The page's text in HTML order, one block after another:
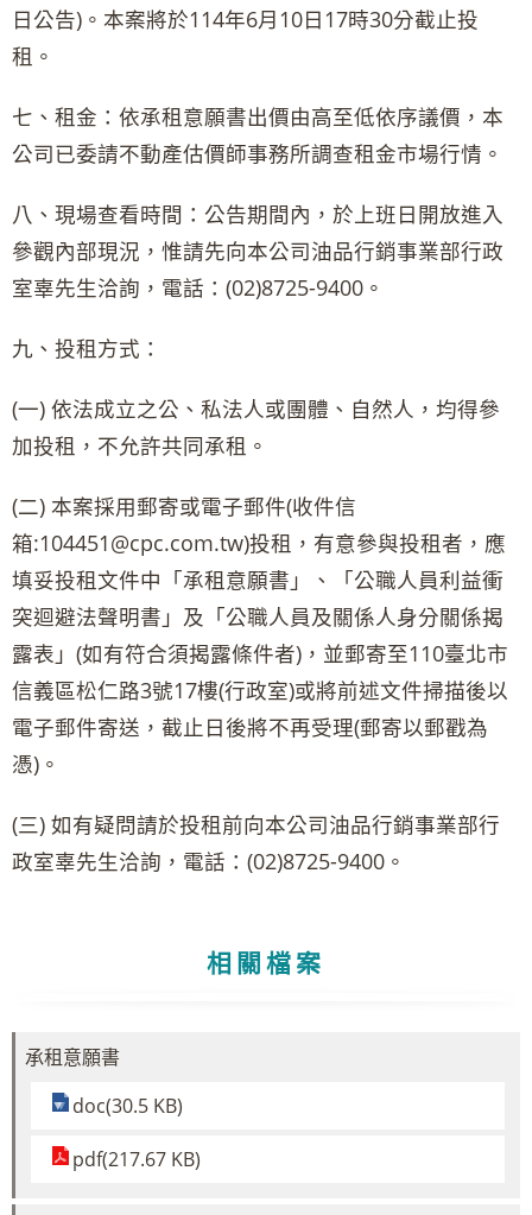
日公告)。本案將於114年6月10日17時30分截止投
租。
七、租金：依承租意願書出價由高至低依序議價，本
公司已委請不動產估價師事務所調查租金市場行情。
八、現場查看時間：公告期間內，於上班日開放進入
參觀內部現況，惟請先向本公司油品行銷事業部行政
室辜先生洽詢，電話：(02)8725-9400。
九、投租方式：
(一) 依法成立之公、私法人或團體、自然人，均得參
加投租，不允許共同承租。
(二) 本案採用郵寄或電子郵件(收件信
箱:104451@cpc.com.tw)投租，有意參與投租者，應
填妥投租文件中「承租意願書」、「公職人員利益衝
突迴避法聲明書」及「公職人員及關係人身分關係揭
露表」(如有符合須揭露條件者)，並郵寄至110臺北市
信義區松仁路3號17樓(行政室)或將前述文件掃描後以
電子郵件寄送，截止日後將不再受理(郵寄以郵戳為
憑)。
(三) 如有疑問請於投租前向本公司油品行銷事業部行
政室辜先生洽詢，電話：(02)8725-9400。
相關檔案
承租意願書
doc(30.5 KB)
pdf(217.67 KB)